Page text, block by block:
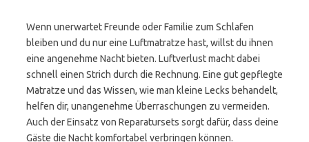
Wenn unerwartet Freunde oder Familie zum Schlafen
bleiben und du nur eine Luftmatratze hast, willst du ihnen
eine angenehme Nacht bieten. Luftverlust macht dabei
schnell einen Strich durch die Rechnung. Eine gut gepflegte
Matratze und das Wissen, wie man kleine Lecks behandelt,
helfen dir, unangenehme Überraschungen zu vermeiden.
Auch der Einsatz von Reparatursets sorgt dafür, dass deine
Gäste die Nacht komfortabel verbringen können.